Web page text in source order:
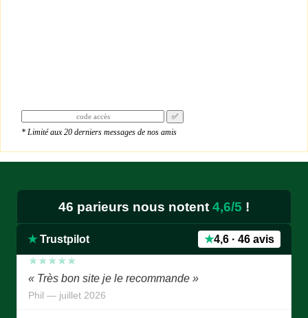
✅
* Limité aux 20 derniers messages de nos amis
46 parieurs nous notent 4,6/5 !
★ Trustpilot ★4,6 · 46 avis
« Je donne 5 étoiles puisque je suis sûr que le site
est le meilleur, surtout avec avec pronostics bien
va bien.contuiner ainsi, c'est super »
★★★★★
« Très bon site je le recommande »
Phil — juillet 2026